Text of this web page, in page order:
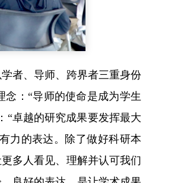
者、导师、跨界者三重身份
：“导师的使命是成为学生
“卓越的研究成果要发挥最大
力的表达。除了做好科研本
多人看见、理解并认可我们